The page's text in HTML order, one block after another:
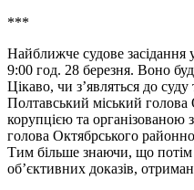
***
Найближче судове засідання
9:00 год. 28 березня. Воно
Цікаво, чи з’являться до
Полтавський міський
корупцією та
голова Октябрського
Тим більше знаючи, що потім
об’єктивних доказів,